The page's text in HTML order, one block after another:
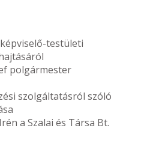
testületi
polgármester
szolgáltatásról szóló
a Szalai és Társa Bt.